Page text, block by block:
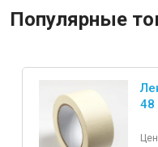
Популярные
48